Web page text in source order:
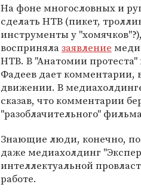
На фоне многословных и
сделать НТВ (пикет,
инструменты у
воспринялазаявление
НТВ. В "Анатомии
Фадеев дает комментарии,
движении. В
сказав, что комментарии
"разоблачительного"
Знающие люди, конечно,
даже медиахолдинг
интеллектуальной
работе.